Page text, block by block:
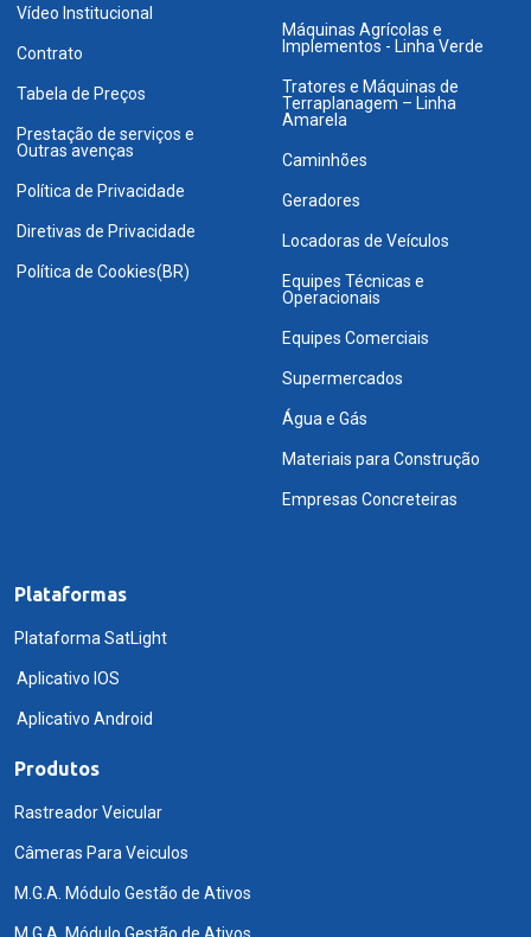
Vídeo Institucional
Contrato
Tabela de Preços
Prestação de serviços e
Outras avenças
Política de Privacidade
Diretivas de Privacidade
Política de Cookies(BR)
Máquinas Agrícolas e
Implementos - Linha Verde
Tratores e Máquinas de
Terraplanagem – Linha
Amarela
Caminhões
Geradores
Locadoras de Veículos
Equipes Técnicas e
Operacionais
Equipes Comerciais
Supermercados
Água e Gás
Materiais para Construção
Empresas Concreteiras
Plataformas
Plataforma SatLight
Aplicativo IOS
Aplicativo Android
Produtos
Rastreador Veicular
Câmeras Para Veiculos
M.G.A. Módulo Gestão de Ativos